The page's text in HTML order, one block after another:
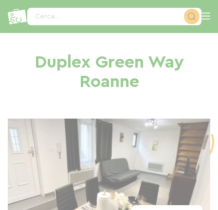
Cerca...
Duplex Green Way
Roanne
Pannello di gestione dei cookies